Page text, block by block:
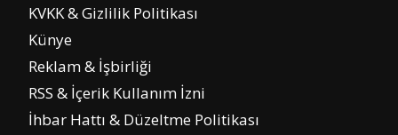
KVKK & Gizlilik Politikası
Künye
Reklam & İşbirliği
RSS & İçerik Kullanım İzni
İhbar Hattı & Düzeltme Politikası